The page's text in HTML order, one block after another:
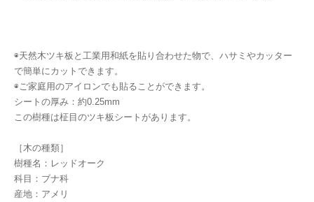
◉天然木ツキ板と工業用和紙を貼り合わせた物で、ハサミやカッター
で簡単にカットできます。
◉ご家庭用のアイロンでも貼ることができます。
シートの厚み：約0.25mm
この樹種は柾目のツキ板シートがあります。
［木の種類］
樹種名：レッドオーク
科目：ブナ科
産地：アメリ